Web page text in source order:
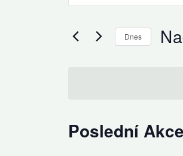
zobrazení
Hledat
Dnes
Poslední Akce